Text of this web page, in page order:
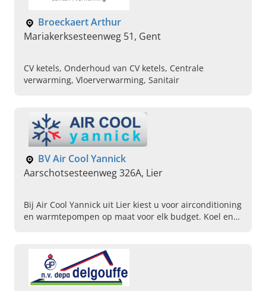
Broeckaert Arthur
Mariakerksesteenweg 51, Gent
CV ketels, Onderhoud van CV ketels, Centrale
verwarming, Vloerverwarming, Sanitair
BV Air Cool Yannick
Aarschotsesteenweg 326A, Lier
Bij Air Cool Yannick uit Lier kiest u voor airconditioning
en warmtepompen op maat voor elk budget. Koel en